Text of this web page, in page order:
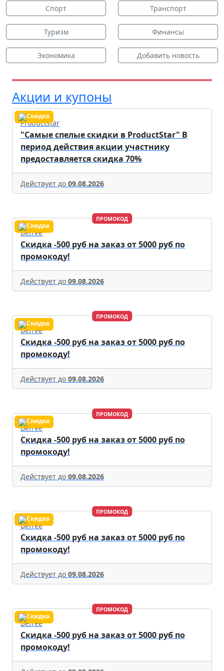
Спорт Транспорт
Туризм Финансы
Экономика Добавить новость
Акции и купоны
Productstar
"Самые спелые скидки в ProductStar" В
период действия акции участнику
предоставляется скидка 70%
Действует до 09.08.2026
ПРОМОКОД
Befree
Скидка -500 руб на заказ от 5000 руб по
промокоду!
Действует до 09.08.2026
ПРОМОКОД
Befree
Скидка -500 руб на заказ от 5000 руб по
промокоду!
Действует до 09.08.2026
ПРОМОКОД
Befree
Скидка -500 руб на заказ от 5000 руб по
промокоду!
Действует до 09.08.2026
ПРОМОКОД
Befree
Скидка -500 руб на заказ от 5000 руб по
промокоду!
Действует до 09.08.2026
ПРОМОКОД
Befree
Скидка -500 руб на заказ от 5000 руб по
промокоду!